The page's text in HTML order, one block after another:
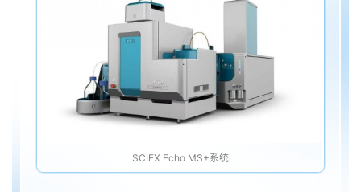
SCIEX Echo MS+系统